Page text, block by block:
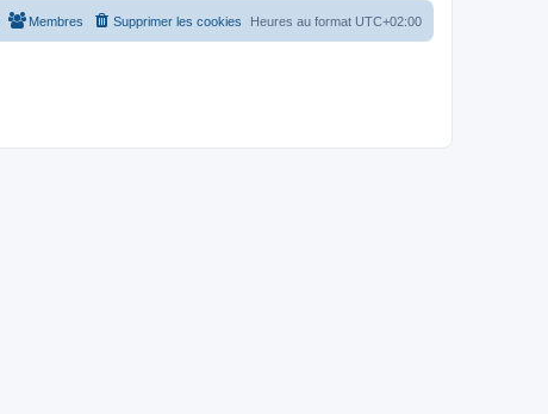
Heures au format UTC+02:00
Supprimer les cookies
Membres